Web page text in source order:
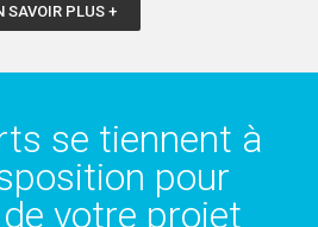
SAVOIR PLUS +
se tiennent à
pour
votre projet